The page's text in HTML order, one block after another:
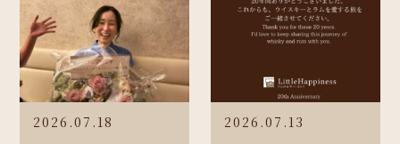
2026.07.18 2026.07.13